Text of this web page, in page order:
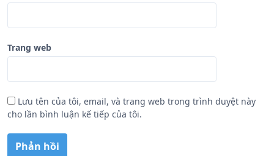
Trang web
Lưu tên của tôi, email, và trang web trong trình duyệt này
cho lần bình luận kế tiếp của tôi.